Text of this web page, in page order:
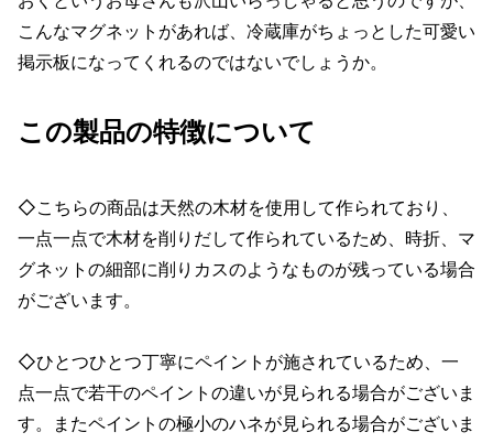
こんなマグネットがあれば、冷蔵庫がちょっとした可愛い
掲示板になってくれるのではないでしょうか。
この製品の特徴について
◇こちらの商品は天然の木材を使用して作られており、
一点一点で木材を削りだして作られているため、時折、マ
グネットの細部に削りカスのようなものが残っている場合
がございます。
◇ひとつひとつ丁寧にペイントが施されているため、一
点一点で若干のペイントの違いが見られる場合がございま
す。またペイントの極小のハネが見られる場合がございま